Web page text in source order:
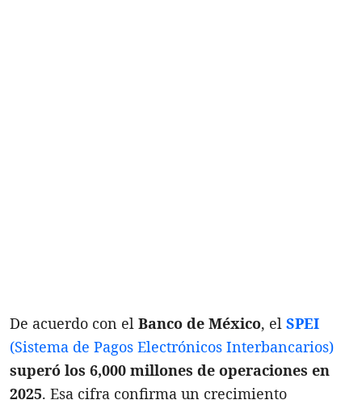
De acuerdo con el Banco de México, el SPEI
(Sistema de Pagos Electrónicos Interbancarios)
superó los 6,000 millones de operaciones en
2025. Esa cifra confirma un crecimiento